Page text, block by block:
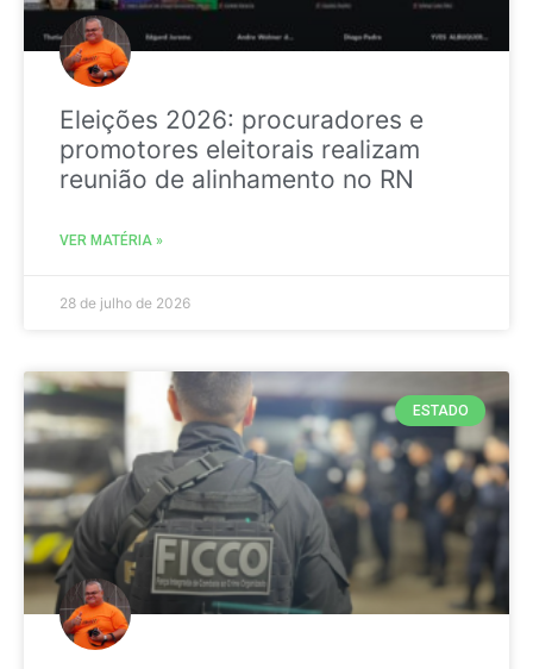
Eleições 2026: procuradores e
promotores eleitorais realizam
reunião de alinhamento no RN
VER MATÉRIA »
28 de julho de 2026
ESTADO